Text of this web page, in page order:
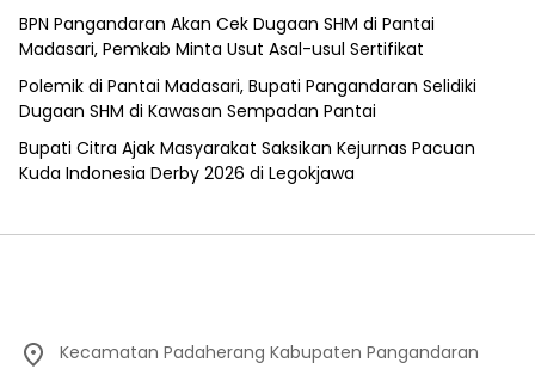
BPN Pangandaran Akan Cek Dugaan SHM di Pantai
Madasari, Pemkab Minta Usut Asal-usul Sertifikat
Polemik di Pantai Madasari, Bupati Pangandaran Selidiki
Dugaan SHM di Kawasan Sempadan Pantai
Bupati Citra Ajak Masyarakat Saksikan Kejurnas Pacuan
Kuda Indonesia Derby 2026 di Legokjawa
Kecamatan Padaherang Kabupaten Pangandaran